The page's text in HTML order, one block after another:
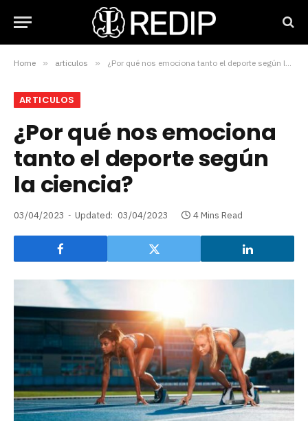
Home » articulos » ¿Por qué nos emociona tanto el deporte según la ciencia?
ARTICULOS
¿Por qué nos emociona
tanto el deporte según
la ciencia?
03/04/2023 Updated: 03/04/2023 4 Mins Read